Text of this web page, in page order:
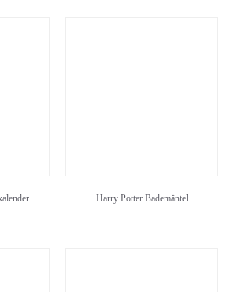
Harry Potter Bademäntel